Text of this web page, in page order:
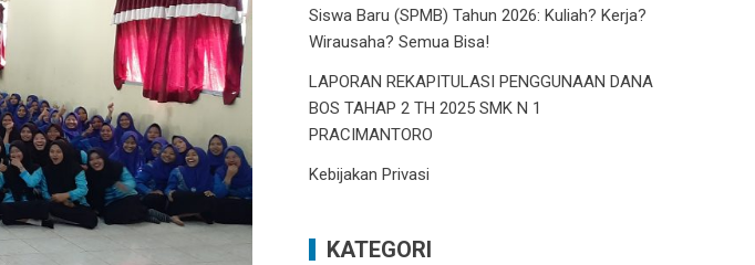
Siswa Baru (SPMB) Tahun 2026: Kuliah? Kerja?
Wirausaha? Semua Bisa!
LAPORAN REKAPITULASI PENGGUNAAN DANA
BOS TAHAP 2 TH 2025 SMK N 1
PRACIMANTORO
Kebijakan Privasi
KATEGORI